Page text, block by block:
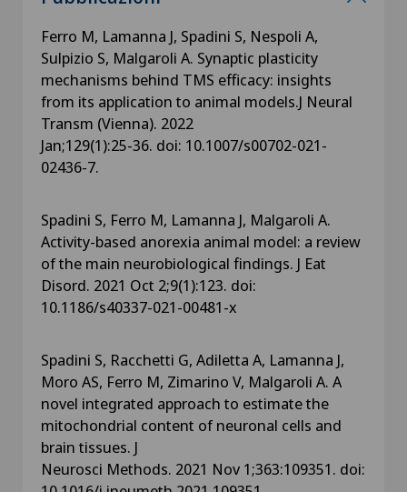
Ferro M, Lamanna J, Spadini S, Nespoli A,
Sulpizio S, Malgaroli A. Synaptic plasticity
mechanisms behind TMS efficacy: insights
from its application to animal models.J Neural
Transm (Vienna). 2022
Jan;129(1):25-36. doi: 10.1007/s00702-021-
02436-7.
Spadini S, Ferro M, Lamanna J, Malgaroli A.
Activity-based anorexia animal model: a review
of the main neurobiological findings. J Eat
Disord. 2021 Oct 2;9(1):123. doi:
10.1186/s40337-021-00481-x
Spadini S, Racchetti G, Adiletta A, Lamanna J,
Moro AS, Ferro M, Zimarino V, Malgaroli A. A
novel integrated approach to estimate the
mitochondrial content of neuronal cells and
brain tissues. J
Neurosci Methods. 2021 Nov 1;363:109351. doi: